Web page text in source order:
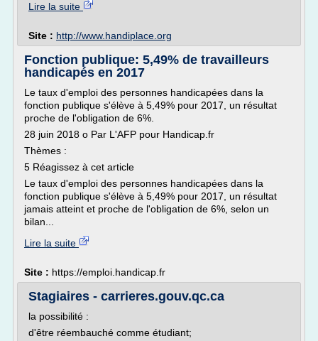
Lire la suite
Site : http://www.handiplace.org
Fonction publique: 5,49% de travailleurs
handicapés en 2017
Le taux d'emploi des personnes handicapées dans la
fonction publique s'élève à 5,49% pour 2017, un résultat
proche de l'obligation de 6%.
28 juin 2018 o Par L'AFP pour Handicap.fr
Thèmes :
5 Réagissez à cet article
Le taux d'emploi des personnes handicapées dans la
fonction publique s'élève à 5,49% pour 2017, un résultat
jamais atteint et proche de l'obligation de 6%, selon un
bilan...
Lire la suite
Site : https://emploi.handicap.fr
Stagiaires - carrieres.gouv.qc.ca
la possibilité :
d'être réembauché comme étudiant;